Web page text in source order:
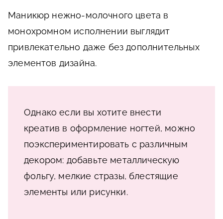
Маникюр нежно-молочного цвета в
монохромном исполнении выглядит
привлекательно даже без дополнительных
элементов дизайна.
Однако если вы хотите внести
креатив в оформление ногтей, можно
поэкспериментировать с различным
декором: добавьте металлическую
фольгу, мелкие стразы, блестящие
элементы или рисунки.